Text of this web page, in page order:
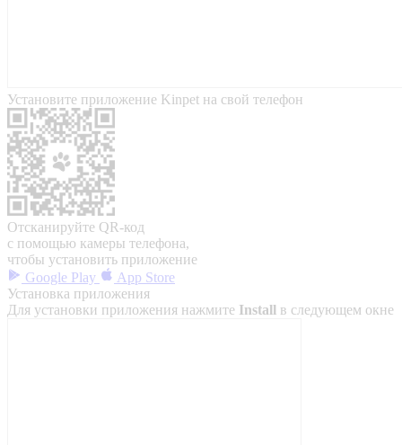
Установите приложение Kinpet на свой телефон
Отсканируйте QR-код
с помощью камеры телефона,
чтобы установить приложение
Google Play
App Store
Установка приложения
Для установки приложения нажмите Install в следующем окне